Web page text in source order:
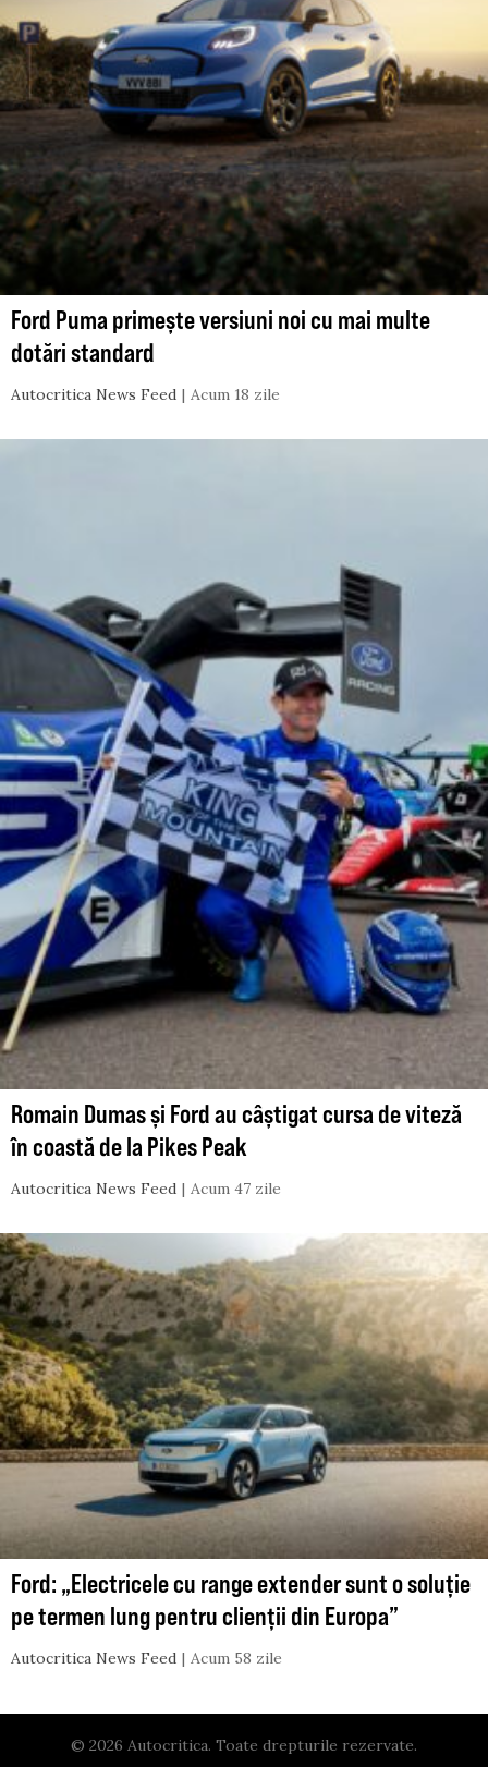
Ford Puma primește versiuni noi cu mai multe
dotări standard
Autocritica News Feed Acum 18 zile
Romain Dumas și Ford au câștigat cursa de viteză
în coastă de la Pikes Peak
Autocritica News Feed Acum 47 zile
Ford: „Electricele cu range extender sunt o soluție
pe termen lung pentru clienții din Europa”
Autocritica News Feed Acum 58 zile
© 2026 Autocritica. Toate drepturile rezervate.